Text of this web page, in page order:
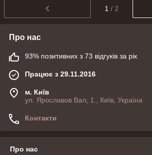
1 / 2
Про нас
93% позитивних з 73 відгуків за рік
Працює з 29.11.2016
м. Київ
ул. Ярославов Вал, 1., Київ, Україна
Контакти
Про нас